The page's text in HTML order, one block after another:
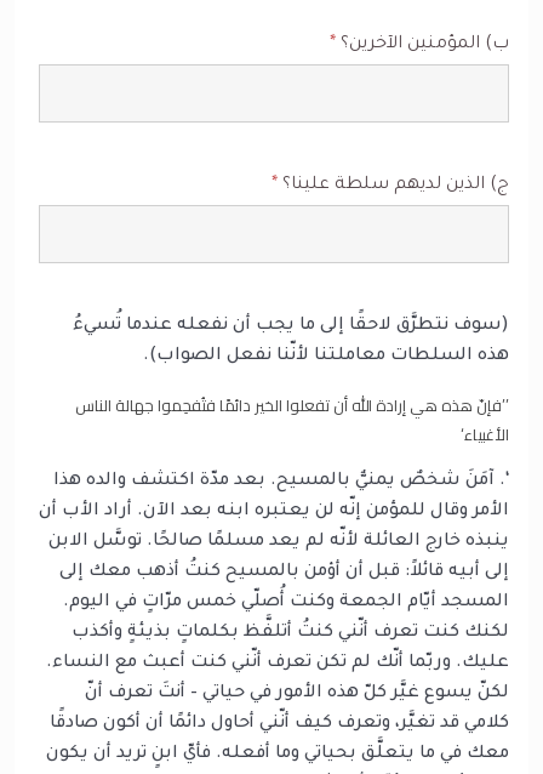
ب) المؤمنين الآخرين؟ *
ج) الذين لديهم سلطة علينا؟ *
(سوف نتطرَّق لاحقًا إلى ما يجب أن نفعله عندما تُسيءُ
هذه السلطات معاملتنا لأنّنا نفعل الصواب).
’’فإنّ هذه هي إرادة الله أن تفعلوا الخير دائمًا فتُفحِموا جهالة الناس
الأغبياء‘
‘. آمَنَ شخصٌ يمنيٌّ بالمسيح. بعد مدّة اكتشف والده هذا
الأمر وقال للمؤمن إنّه لن يعتبره ابنه بعد الآن. أراد الأب أن
ينبذه خارج العائلة لأنّه لم يعد مسلمًا صالحًا. توسَّل الابن
إلى أبيه قائلاً: قبل أن أؤمن بالمسيح كنتُ أذهب معك إلى
المسجد أيّام الجمعة وكنت أُصلّي خمس مرّاتٍ في اليوم.
لكنك كنت تعرف أنّني كنتُ أتلفَّظ بكلماتٍ بذيئةٍ وأكذب
عليك. وربّما أنّك لم تكن تعرف أنّني كنت أعبث مع النساء.
لكنّ يسوع غيَّر كلّ هذه الأمور في حياتي – أنتَ تعرف أنّ
كلامي قد تغيَّر، وتعرف كيف أنّني أحاول دائمًا أن أكون صادقًا
معك في ما يتعلَّق بحياتي وما أفعله. فأيّ ابنٍ تريد أن يكون